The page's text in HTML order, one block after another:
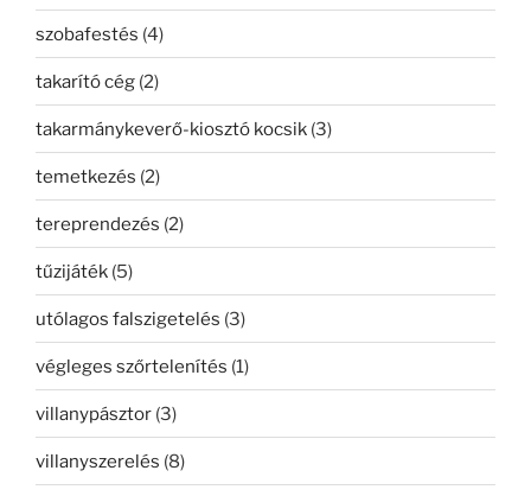
szobafestés (4)
takarító cég (2)
takarmánykeverő-kiosztó kocsik (3)
temetkezés (2)
tereprendezés (2)
tűzijáték (5)
utólagos falszigetelés (3)
végleges szőrtelenítés (1)
villanypásztor (3)
villanyszerelés (8)